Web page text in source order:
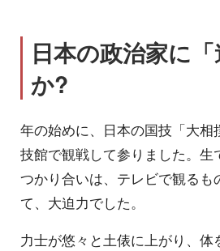
日本の政治家に
か?
年の始めに、日本の国技「大相
技館で観戦して参りました。生
つかり合いは、テレビで観るも
て、大迫力でした。
力士が悠々と土俵に上がり、体